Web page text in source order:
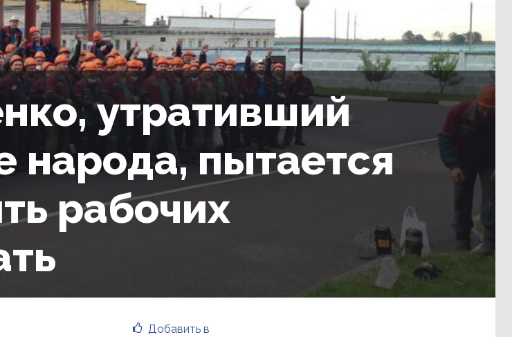
утративший
народа, пытается
рабочих
Добавить в